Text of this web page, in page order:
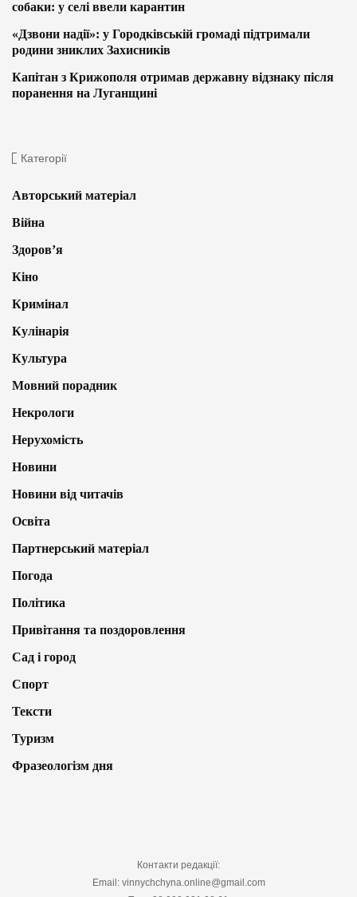
собаки: у селі ввели карантин
«Дзвони надії»: у Городківській громаді підтримали
родини зниклих Захисників
Капітан з Крижополя отримав державну відзнаку після
поранення на Луганщині
Категорії
Авторський матеріал
Війна
Здоров’я
Кіно
Кримінал
Кулінарія
Культура
Мовний порадник
Некрологи
Нерухомість
Новини
Новини від читачів
Освіта
Партнерський матеріал
Погода
Політика
Привітання та поздоровлення
Сад і город
Спорт
Тексти
Туризм
Фразеологізм дня
Контакти редакції:
Email: vinnychchyna.online@gmail.com